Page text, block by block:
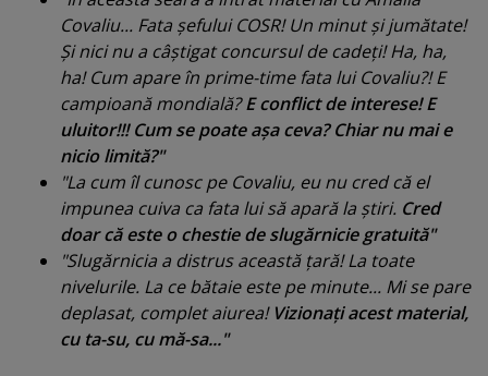
Covaliu... Fata şefului COSR! Un minut şi jumătate!
Şi nici nu a câştigat concursul de cadeţi! Ha, ha,
ha! Cum apare în prime-time fata lui Covaliu?! E
campioană mondială?E conflict de interese! E
uluitor!!! Cum se poate aşa ceva? Chiar nu mai e
nicio limită?"
"La cum îl cunosc pe Covaliu, eu nu cred că el
impunea cuiva ca fata lui să apară la ştiri. Cred
doar că este o chestie de slugărnicie gratuită"
"Slugărnicia a distrus această ţară! La toate
nivelurile. La ce bătaie este pe minute... Mi se pare
deplasat, complet aiurea! Vizionaţi acest material,
cu ta-su, cu mă-sa..."